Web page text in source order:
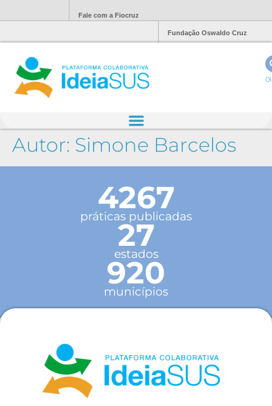
Fale com a Fiocruz
Fundação Oswaldo Cruz
Autor: Simone Barcelos
4267
práticas publicadas
27
estados
920
municípios